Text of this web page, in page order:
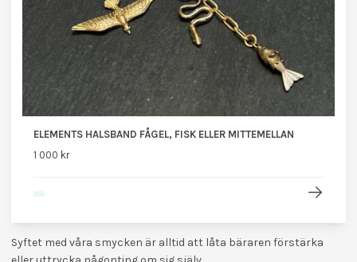
ELEMENTS HALSBAND FÅGEL, FISK ELLER MITTEMELLAN
1 000 kr
Syftet med våra smycken är alltid att låta bäraren förstärka